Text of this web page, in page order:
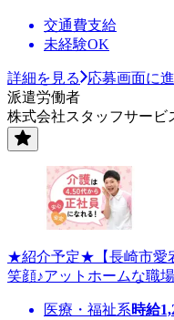
交通費支給
未経験OK
詳細を見る
応募画面に
派遣労働者
株式会社スタッフサービ
★紹介予定★【長崎市愛
笑顔♪アットホームな職場
医療・福祉系時給